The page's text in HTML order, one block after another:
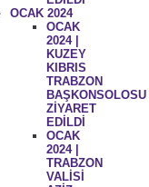
OCAK 2024
OCAK
2024 |
KUZEY
KIBRIS
TRABZON
BAŞKONSOLOSU
ZİYARET
EDİLDİ
OCAK
2024 |
TRABZON
VALİSİ